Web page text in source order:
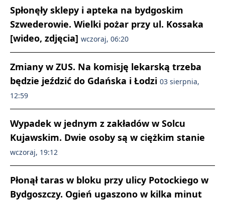
Spłonęły sklepy i apteka na bydgoskim
Szwederowie. Wielki pożar przy ul. Kossaka
[wideo, zdjęcia] wczoraj, 06:20
Zmiany w ZUS. Na komisję lekarską trzeba
będzie jeździć do Gdańska i Łodzi 03 sierpnia,
12:59
Wypadek w jednym z zakładów w Solcu
Kujawskim. Dwie osoby są w ciężkim stanie
wczoraj, 19:12
Płonął taras w bloku przy ulicy Potockiego w
Bydgoszczy. Ogień ugaszono w kilka minut